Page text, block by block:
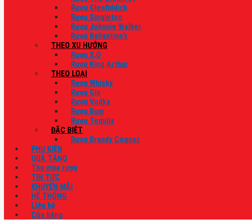
Rượu Glenfiddich
Rượu Singleton
Rượu Johnnie Walker
Rượu Ballantine’s
THEO XU HƯỚNG
Rượu X.O
Rượu King Arthur
THEO LOẠI
Rượu Whisky
Rượu Gin
Rượu Vodka
Rượu Rum
Rượu Tequila
ĐẶC BIỆT
Rượu Brandy Cognac
PHỤ KIỆN
QUÀ TẶNG
Thu mua rượu
TIN TỨC
KHUYẾN MÃI
HỆ THỐNG
Liên hệ
Cửa hàng